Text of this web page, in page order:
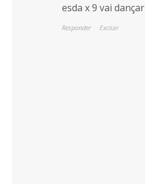
esda x 9 vai dançar
Responder Excluir